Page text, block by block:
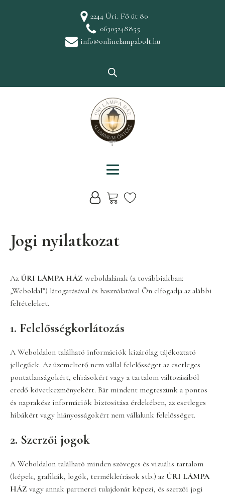
2244 Úri. Fő út 80
06305248855
info@onlinelampabolt.hu
Jogi nyilatkozat
Az ÚRI LÁMPA HÁZ weboldalának (a továbbiakban:
„Weboldal”) látogatásával és használatával Ön elfogadja az alábbi
feltételeket.
1. Felelősségkorlátozás
A Weboldalon található információk kizárólag tájékoztató
jellegűek. Az üzemeltető nem vállal felelősséget az esetleges
pontatlanságokért, elírásokért vagy a tartalom változásából
eredő következményekért. Bár mindent megteszünk a pontos
és naprakész információk biztosítása érdekében, az esetleges
hibákért vagy hiányosságokért nem vállalunk felelősséget.
2. Szerzői jogok
A Weboldalon található minden szöveges és vizuális tartalom
(képek, grafikák, logók, termékleírások stb.) az ÚRI LÁMPA
HÁZ vagy annak partnerei tulajdonát képezi, és szerzői jogi